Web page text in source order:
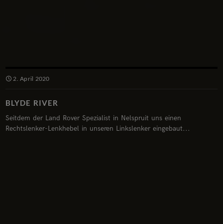
2. April 2020
BLYDE RIVER
Seitdem der Land Rover Spezialist in Nelspruit uns einen
Rechtslenker-Lenkhebel in unseren Linkslenker eingebaut...